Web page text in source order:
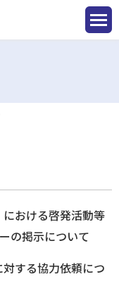
方へ
おける啓発活動等
の掲示について
する協力依頼につ